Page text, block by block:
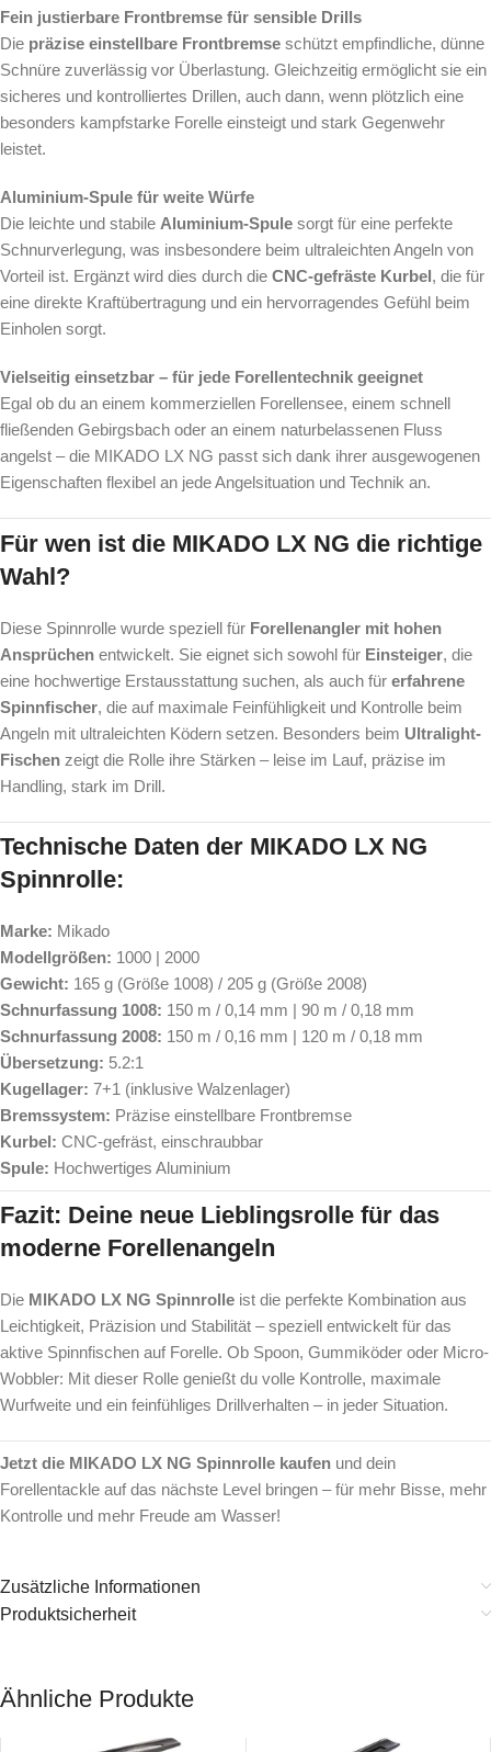
Fein justierbare Frontbremse für sensible Drills
Die präzise einstellbare Frontbremse schützt empfindliche, dünne
Schnüre zuverlässig vor Überlastung. Gleichzeitig ermöglicht sie ein
sicheres und kontrolliertes Drillen, auch dann, wenn plötzlich eine
besonders kampfstarke Forelle einsteigt und stark Gegenwehr
leistet.
Aluminium-Spule für weite Würfe
Die leichte und stabile Aluminium-Spule sorgt für eine perfekte
Schnurverlegung, was insbesondere beim ultraleichten Angeln von
Vorteil ist. Ergänzt wird dies durch die CNC-gefräste Kurbel, die für
eine direkte Kraftübertragung und ein hervorragendes Gefühl beim
Einholen sorgt.
Vielseitig einsetzbar – für jede Forellentechnik geeignet
Egal ob du an einem kommerziellen Forellensee, einem schnell
fließenden Gebirgsbach oder an einem naturbelassenen Fluss
angelst – die MIKADO LX NG passt sich dank ihrer ausgewogenen
Eigenschaften flexibel an jede Angelsituation und Technik an.
Für wen ist die MIKADO LX NG die richtige
Wahl?
Diese Spinnrolle wurde speziell für Forellenangler mit hohen
Ansprüchen entwickelt. Sie eignet sich sowohl für Einsteiger, die
eine hochwertige Erstausstattung suchen, als auch für erfahrene
Spinnfischer, die auf maximale Feinfühligkeit und Kontrolle beim
Angeln mit ultraleichten Ködern setzen. Besonders beim Ultralight-
Fischen zeigt die Rolle ihre Stärken – leise im Lauf, präzise im
Handling, stark im Drill.
Technische Daten der MIKADO LX NG
Spinnrolle:
Marke: Mikado
Modellgrößen: 1000 | 2000
Gewicht: 165 g (Größe 1008) / 205 g (Größe 2008)
Schnurfassung 1008: 150 m / 0,14 mm | 90 m / 0,18 mm
Schnurfassung 2008: 150 m / 0,16 mm | 120 m / 0,18 mm
Übersetzung: 5.2:1
Kugellager: 7+1 (inklusive Walzenlager)
Bremssystem: Präzise einstellbare Frontbremse
Kurbel: CNC-gefräst, einschraubbar
Spule: Hochwertiges Aluminium
Fazit: Deine neue Lieblingsrolle für das
moderne Forellenangeln
Die MIKADO LX NG Spinnrolle ist die perfekte Kombination aus
Leichtigkeit, Präzision und Stabilität – speziell entwickelt für das
aktive Spinnfischen auf Forelle. Ob Spoon, Gummiköder oder Micro-
Wobbler: Mit dieser Rolle genießt du volle Kontrolle, maximale
Wurfweite und ein feinfühliges Drillverhalten – in jeder Situation.
Jetzt die MIKADO LX NG Spinnrolle kaufen und dein
Forellentackle auf das nächste Level bringen – für mehr Bisse, mehr
Kontrolle und mehr Freude am Wasser!
Zusätzliche Informationen
Produktsicherheit
Ähnliche Produkte